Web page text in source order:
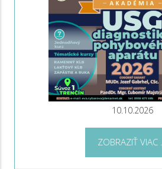
10.10.2026
ZOBRAZIŤ VIAC ...